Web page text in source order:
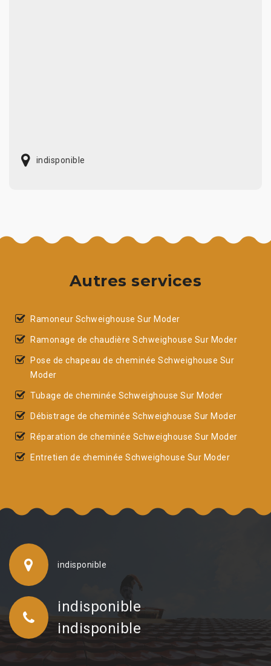
indisponible
Autres services
Ramoneur Schweighouse Sur Moder
Ramonage de chaudière Schweighouse Sur Moder
Pose de chapeau de cheminée Schweighouse Sur
Moder
Tubage de cheminée Schweighouse Sur Moder
Débistrage de cheminée Schweighouse Sur Moder
Réparation de cheminée Schweighouse Sur Moder
Entretien de cheminée Schweighouse Sur Moder
indisponible
indisponible
indisponible